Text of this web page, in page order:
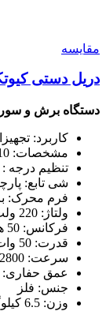
مقايسه
دریل دستی
دستگاه برش و
کاربرد:
مشخصات: 8/10 inch
تنظیم درجه
شی تابع:
فرم محرک:
ولتاژ: 220 ولت
فرکانس: 50 هرتز
قدرت: 50 وات
سرعت: 2800 r/min
عمق حفاری: در 100 میلی
جنس: فلز
وزن: 6.5 کیلوگرم